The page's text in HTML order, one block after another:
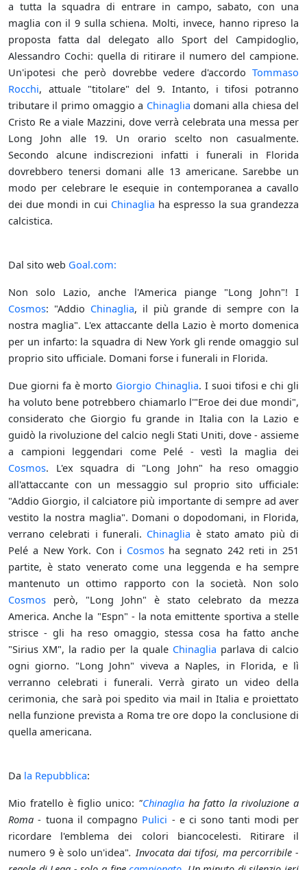
a tutta la squadra di entrare in campo, sabato, con una
maglia con il 9 sulla schiena. Molti, invece, hanno ripreso la
proposta fatta dal delegato allo Sport del Campidoglio,
Alessandro Cochi: quella di ritirare il numero del campione.
Un'ipotesi che però dovrebbe vedere d'accordo Tommaso
Rocchi, attuale "titolare" del 9. Intanto, i tifosi potranno
tributare il primo omaggio a Chinaglia domani alla chiesa del
Cristo Re a viale Mazzini, dove verrà celebrata una messa per
Long John alle 19. Un orario scelto non casualmente.
Secondo alcune indiscrezioni infatti i funerali in Florida
dovrebbero tenersi domani alle 13 americane. Sarebbe un
modo per celebrare le esequie in contemporanea a cavallo
dei due mondi in cui Chinaglia ha espresso la sua grandezza
calcistica.
Dal sito web Goal.com:
Non solo Lazio, anche l'America piange "Long John"! I
Cosmos: "Addio Chinaglia, il più grande di sempre con la
nostra maglia". L'ex attaccante della Lazio è morto domenica
per un infarto: la squadra di New York gli rende omaggio sul
proprio sito ufficiale. Domani forse i funerali in Florida.
Due giorni fa è morto Giorgio Chinaglia. I suoi tifosi e chi gli
ha voluto bene potrebbero chiamarlo l'"Eroe dei due mondi",
considerato che Giorgio fu grande in Italia con la Lazio e
guidò la rivoluzione del calcio negli Stati Uniti, dove - assieme
a campioni leggendari come Pelé - vestì la maglia dei
Cosmos. L'ex squadra di "Long John" ha reso omaggio
all'attaccante con un messaggio sul proprio sito ufficiale:
"Addio Giorgio, il calciatore più importante di sempre ad aver
vestito la nostra maglia". Domani o dopodomani, in Florida,
verrano celebrati i funerali. Chinaglia è stato amato più di
Pelé a New York. Con i Cosmosha segnato 242 reti in 251
partite, è stato venerato come una leggenda e ha sempre
mantenuto un ottimo rapporto con la società. Non solo
Cosmos però, "Long John" è stato celebrato da mezza
America. Anche la "Espn" - la nota emittente sportiva a stelle
strisce - gli ha reso omaggio, stessa cosa ha fatto anche
"Sirius XM", la radio per la quale Chinaglia parlava di calcio
ogni giorno. "Long John" viveva a Naples, in Florida, e lì
verranno celebrati i funerali. Verrà girato un video della
cerimonia, che sarà poi spedito via mail in Italia e proiettato
nella funzione prevista a Roma tre ore dopo la conclusione di
quella americana.
Da la Repubblica:
Mio fratello è figlio unico: "Chinaglia ha fatto la rivoluzione a
Roma - tuona il compagno Pulici - e ci sono tanti modi per
ricordare l'emblema dei colori biancocelesti. Ritirare il
numero 9 è solo un'idea". Invocata dai tifosi, ma percorribile -